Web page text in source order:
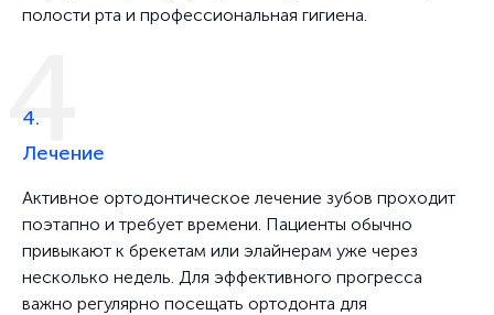
полости рта и профессиональная гигиена.
4.
Лечение
Активное ортодонтическое лечение зубов проходит
поэтапно и требует времени. Пациенты обычно
привыкают к брекетам или элайнерам уже через
несколько недель. Для эффективного прогресса
важно регулярно посещать ортодонта для